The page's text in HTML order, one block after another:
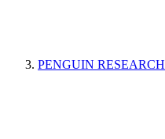
PENGUIN RESEARCH